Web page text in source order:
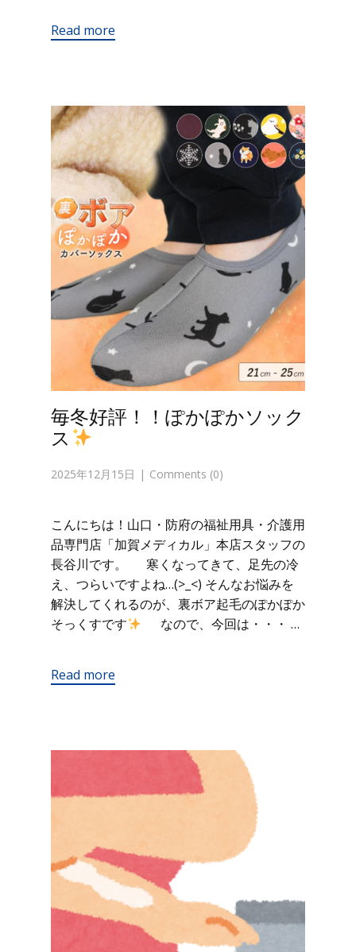
Read more
毎冬好評！！ぽかぽかソック
ス
2025年12月15日 Comments (0)
こんにちは！山口・防府の福祉用具・介護用
品専門店「加賀メディカル」本店スタッフの
長谷川です。 寒くなってきて、足先の冷
え、つらいですよね…(>_<) そんなお悩みを
解決してくれるのが、裏ボア起毛のぽかぽか
そっくすです
なので、今回は・・・ …
Read more